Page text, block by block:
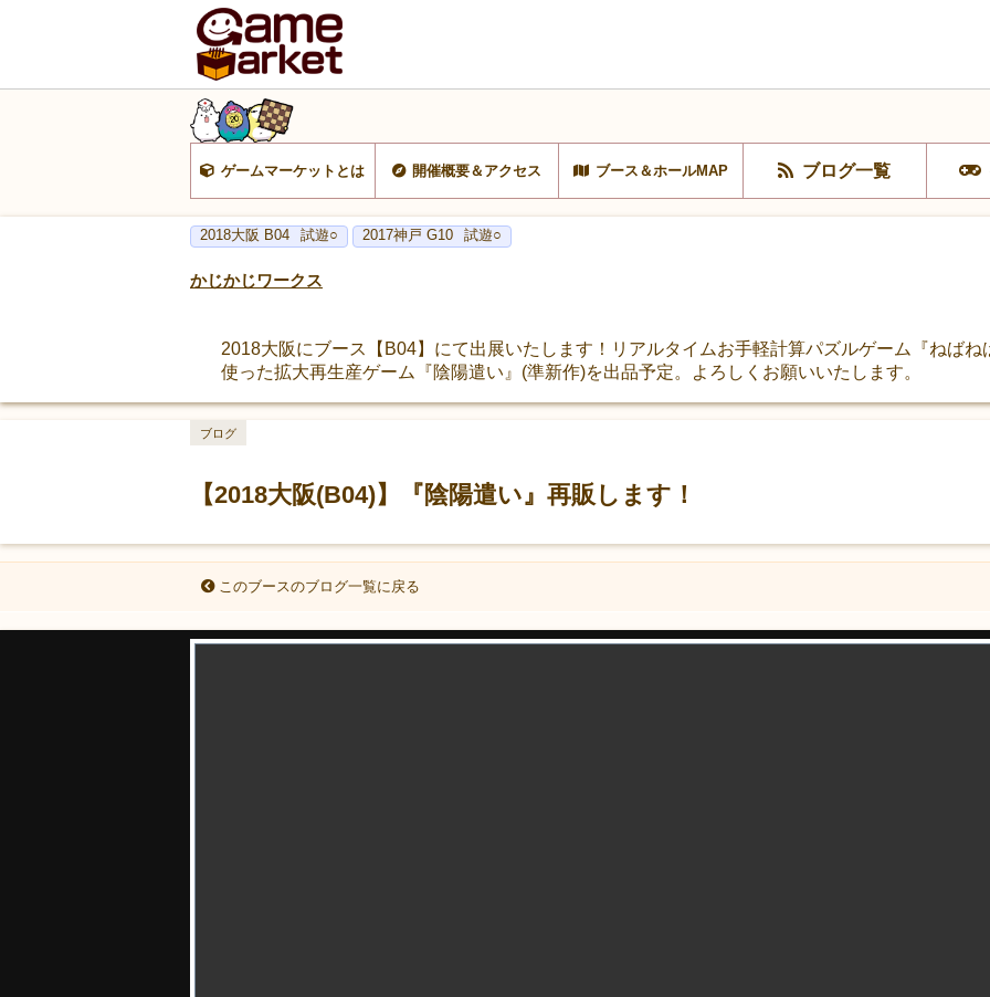
ゲームマーケットとは 開催概要＆アクセス ブース＆ホールMAP ブログ一覧
2018大阪 B04 試遊○ 2017神戸 G10 試遊○
かじかじワークス
2018大阪にブース【B04】にて出展いたします！リアルタイムお手軽計算パズルゲーム『ねば
使った拡大再生産ゲーム『陰陽遣い』(準新作)を出品予定。よろしくお願いいたします。
【2018大阪(B04)】『陰陽遣い』再販します！
ブログ
このブースのブログ一覧に戻る